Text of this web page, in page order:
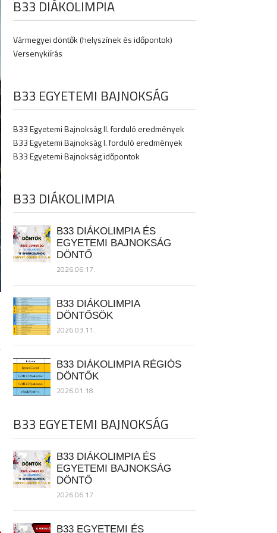
B33 DIÁKOLIMPIA
Vármegyei döntők (helyszínek és időpontok)
Versenykiírás
B33 EGYETEMI BAJNOKSÁG
B33 Egyetemi Bajnokság II. forduló eredmények
B33 Egyetemi Bajnokság I. forduló eredmények
B33 Egyetemi Bajnokság időpontok
B33 DIÁKOLIMPIA
B33 DIÁKOLIMPIA ÉS
EGYETEMI BAJNOKSÁG
DÖNTŐ
2026.06.17.
B33 DIÁKOLIMPIA
DÖNTŐSÖK
2026.03.11.
B33 DIÁKOLIMPIA RÉGIÓS
DÖNTŐK
2026.01.18.
B33 EGYETEMI BAJNOKSÁG
B33 DIÁKOLIMPIA ÉS
EGYETEMI BAJNOKSÁG
DÖNTŐ
2026.06.17.
B33 EGYETEMI ÉS